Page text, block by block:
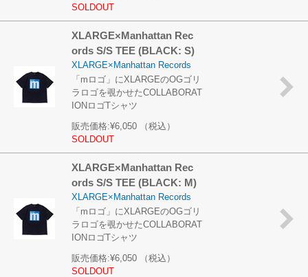
SOLDOUT
XLARGE×Manhattan Rec
ords S/S TEE (BLACK: S)
XLARGE×Manhattan Records
「mロゴ」にXLARGEのOGゴリ
ラロゴを覗かせたCOLLABORAT
IONロゴTシャツ
販売価格:¥6,050
（税込）
SOLDOUT
XLARGE×Manhattan Rec
ords S/S TEE (BLACK: M)
XLARGE×Manhattan Records
「mロゴ」にXLARGEのOGゴリ
ラロゴを覗かせたCOLLABORAT
IONロゴTシャツ
販売価格:¥6,050
（税込）
SOLDOUT